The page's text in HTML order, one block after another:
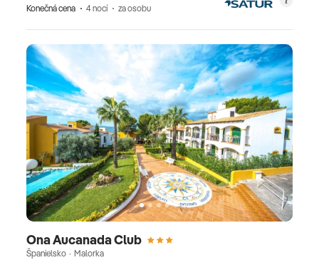
Konečná cena 4 nocí za osobu
Ona Aucanada Club
Španielsko · Malorka